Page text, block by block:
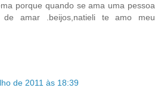
porque quando se ama uma pessoa
amar .beijos,natieli te amo meu
de 2011 às 18:39